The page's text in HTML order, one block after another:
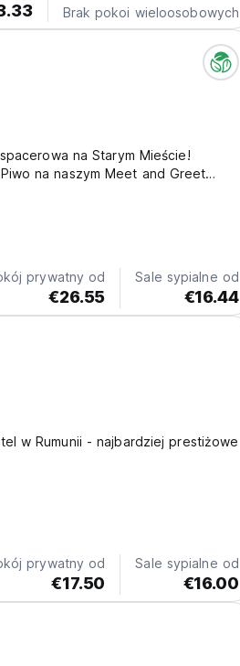
Brak pokoi wieloosobowych
na Starym Mieście!
na naszym Meet and Greet
bar organizuje wspaniałe chwile z
- Wander Bar -...
prywatny od
€26.55
Sale sypialne od
€16.44
w Rumunii - najbardziej prestiżowe
prywatny od
€17.50
Sale sypialne od
€16.00